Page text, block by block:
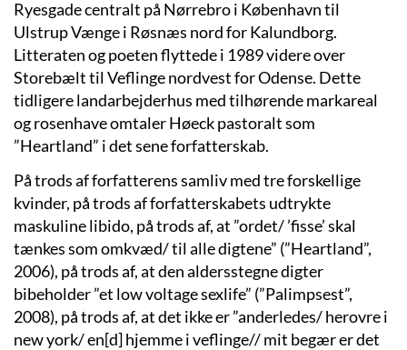
Ryesgade centralt på Nørrebro i København til
Ulstrup Vænge i Røsnæs nord for Kalundborg.
Litteraten og poeten flyttede i 1989 videre over
Storebælt til Veflinge nordvest for Odense. Dette
tidligere landarbejderhus med tilhørende markareal
og rosenhave omtaler Høeck pastoralt som
”Heartland” i det sene forfatterskab.
På trods af forfatterens samliv med tre forskellige
kvinder, på trods af forfatterskabets udtrykte
maskuline libido, på trods af, at ”ordet/ ’fisse’ skal
tænkes som omkvæd/ til alle digtene” (”Heartland”,
2006), på trods af, at den aldersstegne digter
bibeholder ”et low voltage sexlife” (”Palimpsest”,
2008), på trods af, at det ikke er ”anderledes/ herovre i
new york/ en[d] hjemme i veflinge// mit begær er det